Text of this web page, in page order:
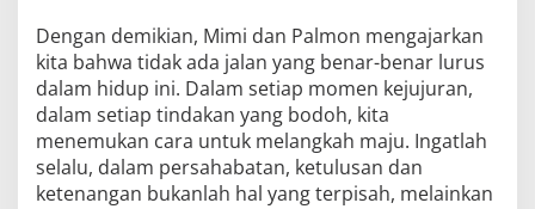
Dengan demikian, Mimi dan Palmon mengajarkan
kita bahwa tidak ada jalan yang benar-benar lurus
dalam hidup ini. Dalam setiap momen kejujuran,
dalam setiap tindakan yang bodoh, kita
menemukan cara untuk melangkah maju. Ingatlah
selalu, dalam persahabatan, ketulusan dan
ketenangan bukanlah hal yang terpisah, melainkan